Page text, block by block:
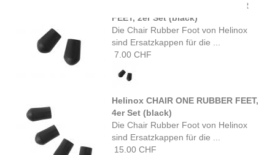
Helinox CHAIR SUNSET RUBBER
FEET, 2er Set (black)
Die Chair Rubber Foot von Helinox
sind Ersatzkappen für die ...
7.00 CHF
Helinox CHAIR ONE RUBBER FEET,
4er Set (black)
Die Chair Rubber Foot von Helinox
sind Ersatzkappen für die ...
15.00 CHF